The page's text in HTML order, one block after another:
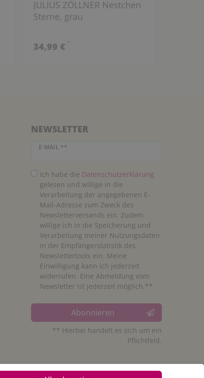
JULIUS ZÖLLNER Nestchen
Sterne, grau
34,99 € *
NEWSLETTER
E-MAIL **
Newsletter Honig
Ich habe die Daten­schutz­erklärung
gelesen und willige in die
Verarbeitung der angegebenen E-
Mail-Adresse zum Zweck des
Newsletterversands ein. Zudem
willige ich in die Speicherung und
Verarbeitung meiner Nutzungsdaten
in der Empfängerstatistik des
Newslettertools ein. Meine
Einwilligung kann ich jederzeit
widerrufen. Eine Abmeldung vom
Newsletter ist jederzeit möglich.**
Abonnieren
** Hierbei handelt es sich um ein
Pflichtfeld.